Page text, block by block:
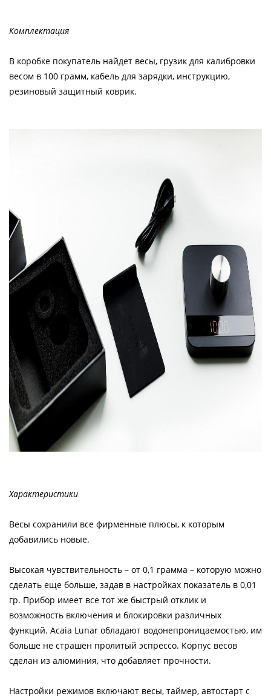
Комплектация
В коробке покупатель найдет весы, грузик для калибровки
весом в 100 грамм, кабель для зарядки, инструкцию,
резиновый защитный коврик.
Характеристики
Весы сохранили все фирменные плюсы, к которым
добавились новые.
Высокая чувствительность – от 0,1 грамма – которую можно
сделать еще больше, задав в настройках показатель в 0,01
гр. Прибор имеет все тот же быстрый отклик и
возможность включения и блокировки различных
функций. Acaia Lunar обладают водонепроницаемостью, им
больше не страшен пролитый эспрессо. Корпус весов
сделан из алюминия, что добавляет прочности.
Настройки режимов включают весы, таймер, автостарт с